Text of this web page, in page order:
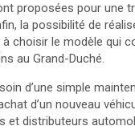
proposées pour une
la possibilité de
choisir le modèle qui
au Grand-Duché.
d’une simple
d’un nouveau
et distributeurs